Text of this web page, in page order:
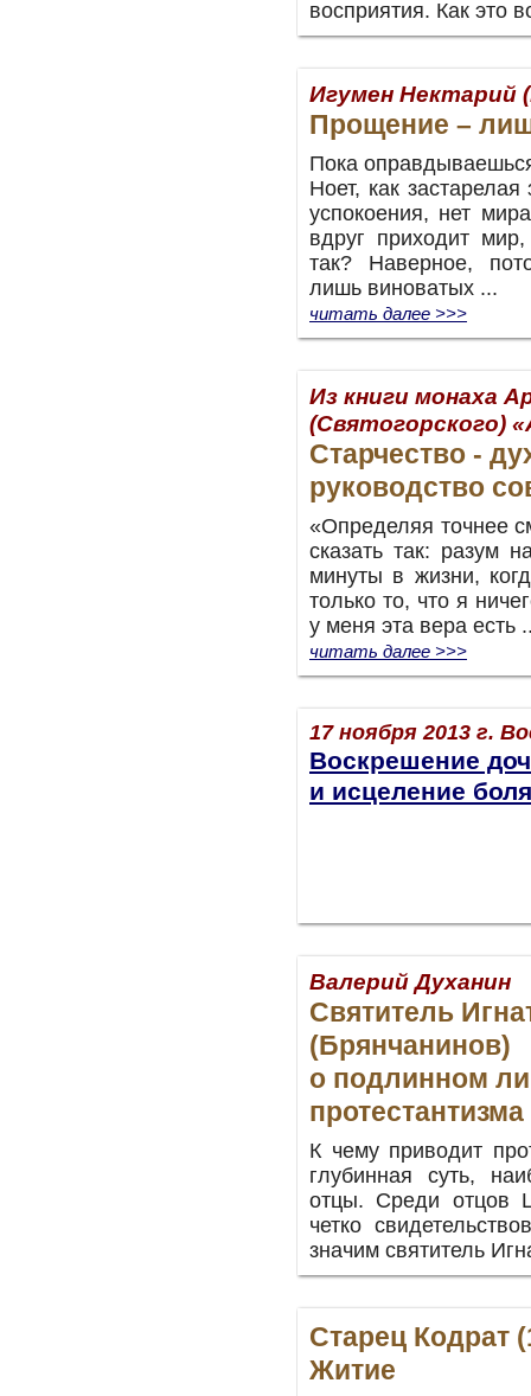
восприятия. Как это
Игумен Нектарий
Прощение –
Пока
Ноет, как
успокоения, нет
вдруг приходит
так? Наверное,
лишь виноватых ...
читать далее >>>
Из книги монаха
(Святогорского)
Старчество -
руководство
«Определяя точнее
сказать так: разум
минуты в жизни,
только то, что я
у меня эта вера есть
читать далее >>>
17 ноября 2013 г.
Воскрешение
и исцеление
Валерий Духанин
Святитель
(Брянчанинов)
о подлинном
протестантизма
К чему приводит
глубинная суть,
отцы. Среди отцов
четко
значим святитель
Старец Кодрат
Житие